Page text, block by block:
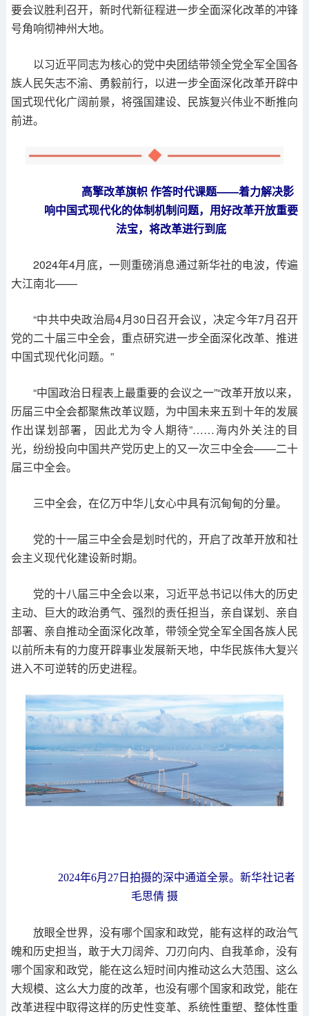
要会议胜利召开，新时代新征程进一步全面深化改革的冲锋
号角响彻神州大地。
以习近平同志为核心的党中央团结带领全党全军全国各
族人民矢志不渝、勇毅前行，以进一步全面深化改革开辟中
国式现代化广阔前景，将强国建设、民族复兴伟业不断推向
前进。
高擎改革旗帜 作答时代课题——着力解决影
响中国式现代化的体制机制问题，用好改革开放重要
法宝，将改革进行到底
2024年4月底，一则重磅消息通过新华社的电波，传遍
大江南北——
“中共中央政治局4月30日召开会议，决定今年7月召开
党的二十届三中全会，重点研究进一步全面深化改革、推进
中国式现代化问题。”
“中国政治日程表上最重要的会议之一”“改革开放以来，
历届三中全会都聚焦改革议题，为中国未来五到十年的发展
作出谋划部署，因此尤为令人期待”……海内外关注的目
光，纷纷投向中国共产党历史上的又一次三中全会——二十
届三中全会。
三中全会，在亿万中华儿女心中具有沉甸甸的分量。
党的十一届三中全会是划时代的，开启了改革开放和社
会主义现代化建设新时期。
党的十八届三中全会以来，习近平总书记以伟大的历史
主动、巨大的政治勇气、强烈的责任担当，亲自谋划、亲自
部署、亲自推动全面深化改革，带领全党全军全国各族人民
以前所未有的力度开辟事业发展新天地，中华民族伟大复兴
进入不可逆转的历史进程。
2024年6月27日拍摄的深中通道全景。新华社记者
毛思倩 摄
放眼全世界，没有哪个国家和政党，能有这样的政治气
魄和历史担当，敢于大刀阔斧、刀刃向内、自我革命，没有
哪个国家和政党，能在这么短时间内推动这么大范围、这么
大规模、这么大力度的改革，也没有哪个国家和政党，能在
改革进程中取得这样的历史性变革、系统性重塑、整体性重